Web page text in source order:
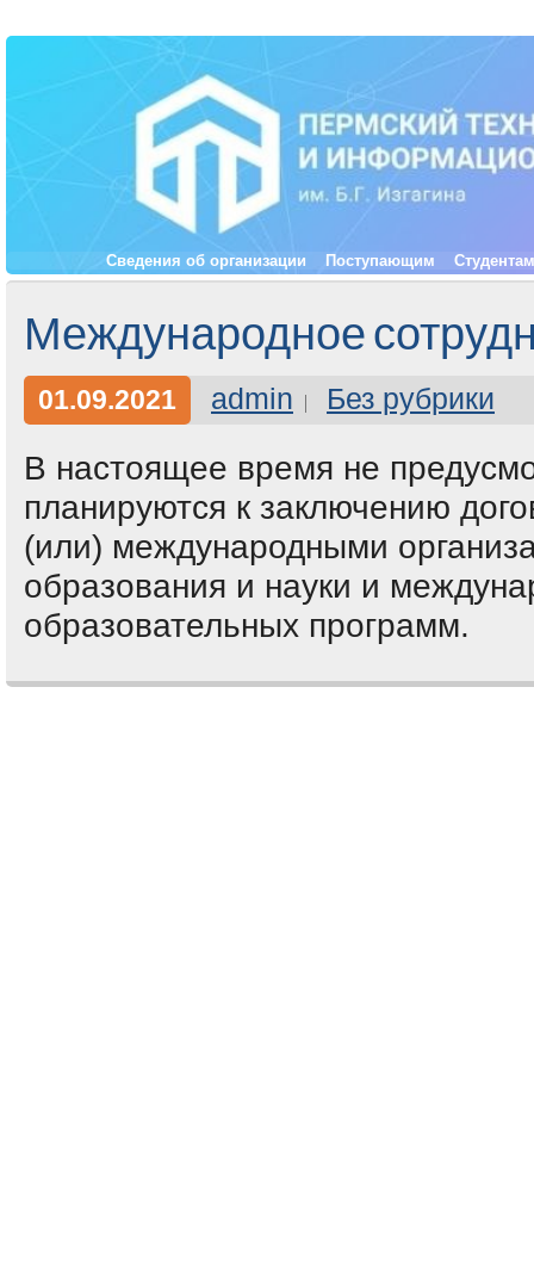
Сведения об организации Поступающим Студентам
Международное
01.09.2021 admin Без рубрики
В настоящее время не
планируются к заключению
(или) международными
образования и науки и
образовательных программ.